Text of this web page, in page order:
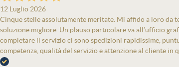
12 Luglio 2026
Cinque stelle assolutamente meritate. Mi affido a loro da
soluzione migliore. Un plauso particolare va all’ufficio
completare il servizio ci sono spedizioni rapidissime,
competenza, qualità del servizio e attenzione al cliente in